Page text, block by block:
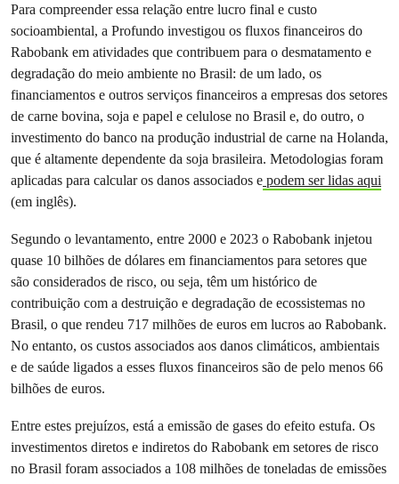
Para compreender essa relação entre lucro final e custo
socioambiental, a Profundo investigou os fluxos financeiros do
Rabobank em atividades que contribuem para o desmatamento e
degradação do meio ambiente no Brasil: de um lado, os
financiamentos e outros serviços financeiros a empresas dos setores
de carne bovina, soja e papel e celulose no Brasil e, do outro, o
investimento do banco na produção industrial de carne na Holanda,
que é altamente dependente da soja brasileira. Metodologias foram
aplicadas para calcular os danos associados e podem ser lidas aqui
(em inglês).
Segundo o levantamento, entre 2000 e 2023 o Rabobank injetou
quase 10 bilhões de dólares em financiamentos para setores que
são considerados de risco, ou seja, têm um histórico de
contribuição com a destruição e degradação de ecossistemas no
Brasil, o que rendeu 717 milhões de euros em lucros ao Rabobank.
No entanto, os custos associados aos danos climáticos, ambientais
e de saúde ligados a esses fluxos financeiros são de pelo menos 66
bilhões de euros.
Entre estes prejuízos, está a emissão de gases do efeito estufa. Os
investimentos diretos e indiretos do Rabobank em setores de risco
no Brasil foram associados a 108 milhões de toneladas de emissões